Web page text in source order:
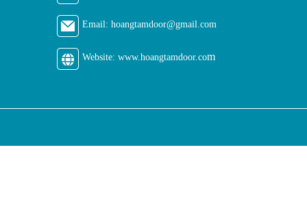
Email: hoangtamdoor@gmail.com
Website: www.hoangtamdoor.com